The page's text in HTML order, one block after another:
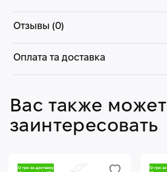
Отзывы (0)
Оплата та доставка
Вас также может
заинтересовать